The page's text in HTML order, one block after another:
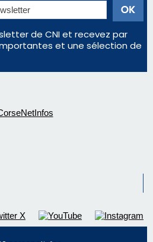
de CNI et recevez par
et une sélection de